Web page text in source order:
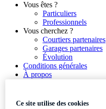
Vous êtes ?
Particuliers
Professionnels
Vous cherchez ?
Courtiers partenaires
Garages partenaires
Évolution
Conditions générales
À propos
Ce site utilise des cookies